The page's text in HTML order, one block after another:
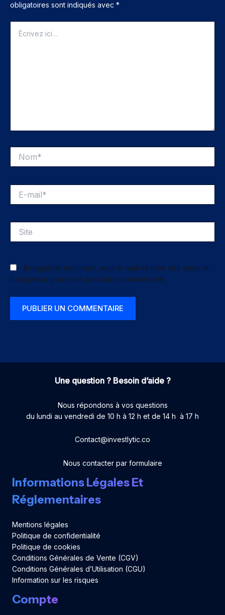
obligatoires sont indiqués avec *
ici…
mail*
Enregistrer mon nom, mon e-mail et mon site dans le
navigateur pour mon prochain commentaire.
Une question ? Besoin d’aide ?
Nous répondons à vos questions
du lundi au vendredi de 10 h à 12 h et de 14 h à 17 h
Contact@investlytic.co
Nous contacter par formulaire
Informations Légales Et
Réglementaires
Mentions légales
Politique de confidentialité
Politique de cookies
Conditions Générales de Vente (CGV)
Conditions Générales d’Utilisation (CGU)
Information sur les risques
Compte